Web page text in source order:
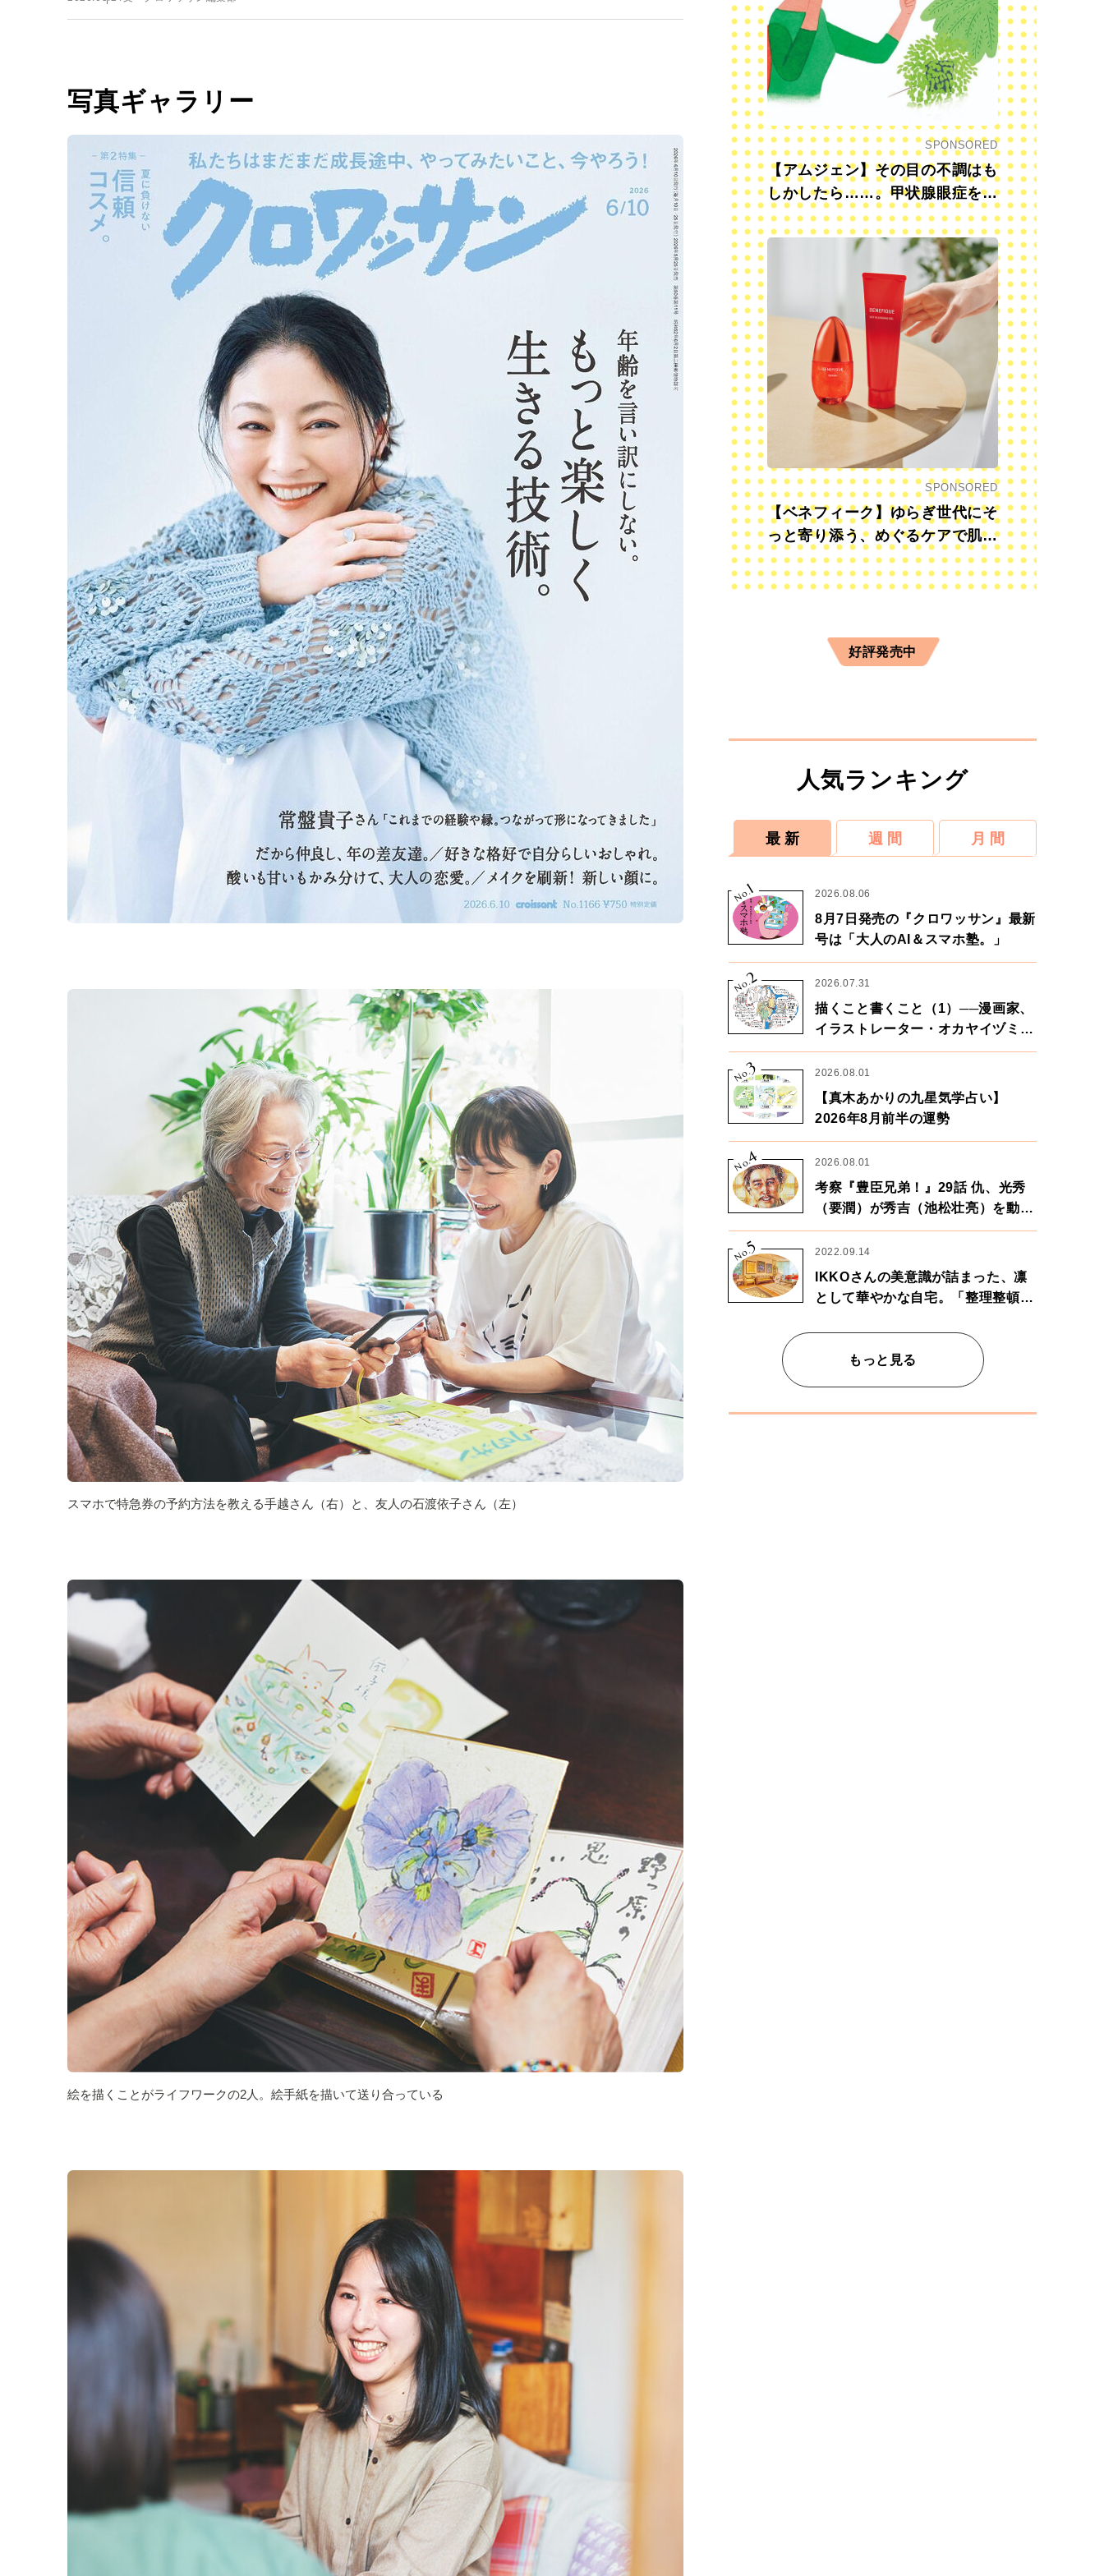
写真ギャラリー
スマホで特急券の予約方法を教える手越さん（右）と、友人の石渡依子さん（左）
絵を描くことがライフワークの2人。絵手紙を描いて送り合っている
SPONSORED
【アムジェン】その目の不調はも
しかしたら……。甲状腺眼症を知
っていますか？
SPONSORED
【ベネフィーク】ゆらぎ世代にそ
っと寄り添う、めぐるケアで肌も
心も前向きに
好評発売中
人気ランキング
最 新 週 間 月 間
No.
1 2026.08.06
8月7日発売の『クロワッサン』最新
号は「大人のAI＆スマホ塾。」
No.2 2026.07.31
描くこと書くこと（1）──漫画家、
イラストレーター・オカヤイヅミさ
ん×漫画家・鶴谷香央理さん
No.
3 2026.08.01
【真木あかりの九星気学占い】
2026年8月前半の運勢
No.
4 2026.08.01
考察『豊臣兄弟！』29話 仇、光秀
（要潤）が秀吉（池松壮亮）を動か
す。天下に向けた兄弟の分岐点。
No.
5 2022.09.14
IKKOさんの美意識が詰まった、凛
として華やかな自宅。「整理整頓は
もっと見る